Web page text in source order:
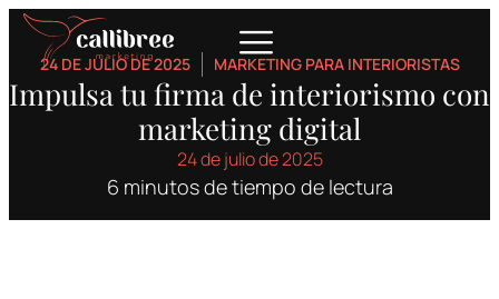
24 DE JULIO DE 2025 MARKETING PARA INTERIORISTAS
Impulsa tu firma de interiorismo con
marketing digital
24 de julio de 2025
6 minutos de tiempo de lectura